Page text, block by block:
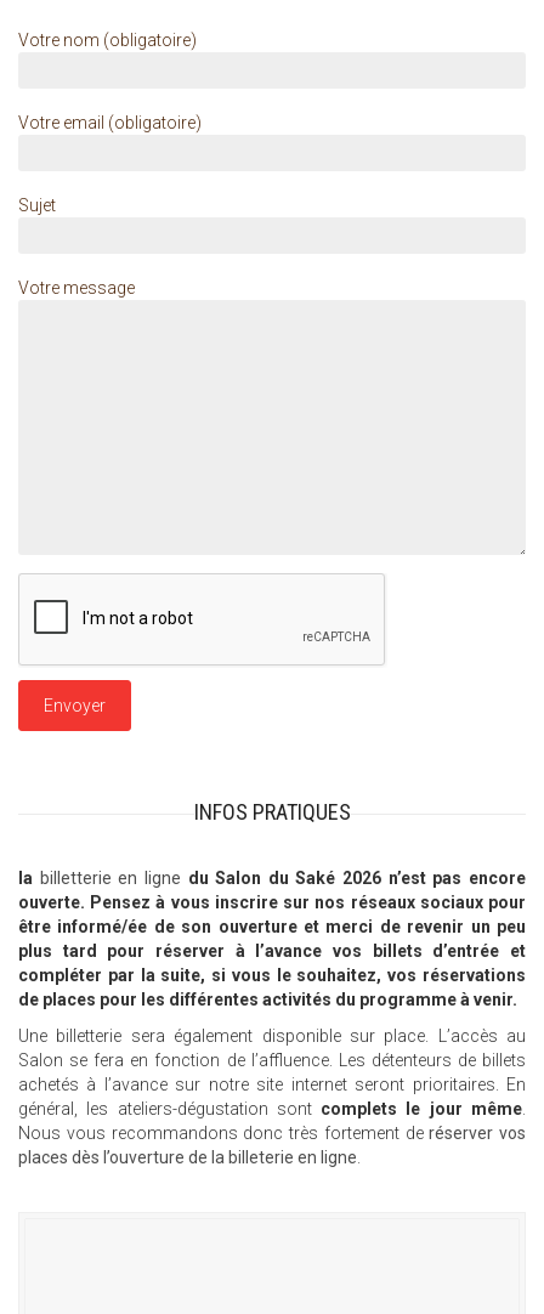
Votre nom (obligatoire)
Votre email (obligatoire)
Sujet
Votre message
INFOS PRATIQUES
la billetterie en ligne du Salon du Saké 2026 n’est pas encore
ouverte. Pensez à vous inscrire sur nos réseaux sociaux pour
être informé/ée de son ouverture et merci de revenir un peu
plus tard pour réserver à l’avance vos billets d’entrée et
compléter par la suite, si vous le souhaitez, vos réservations
de places pour les différentes activités du programme à venir.
Une billetterie sera également disponible sur place. L’accès au
Salon se fera en fonction de l’affluence. Les détenteurs de billets
achetés à l’avance sur notre site internet seront prioritaires. En
général, les ateliers-dégustation sont complets le jour même
Nous vous recommandons donc très fortement deréserver vos
places dès l’ouverture de la billeterie en ligne